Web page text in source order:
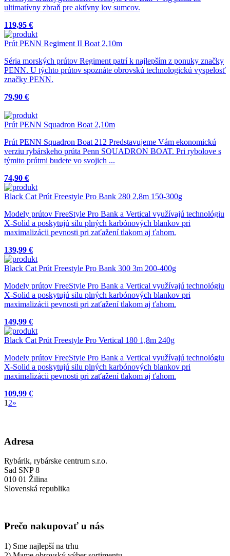
ultimatívny zbraň pre aktívny lov sumcov.
119,95 €
Prút PENN Regiment II Boat 2,10m
Séria morských prútov Regiment patrí k najlepším z ponuky značky
PENN. U týchto prútov spoznáte obrovskú technologickú vyspelosť
značky PENN.
79,90 €
Prút PENN Squadron Boat 2,10m
Prút PENN Squadron Boat 212 Predstavujeme Vám ekonomickú
verziu rybárskeho prúta Penn SQUADRON BOAT. Pri rybolove s
týmito prútmi budete vo svojich ...
74,90 €
Black Cat Prút Freestyle Pro Bank 280 2,8m 150-300g
Modely prútov FreeStyle Pro Bank a Vertical využívajú technológiu
X-Solid a poskytujú silu plných karbónových blankov pri
maximalizácii pevnosti pri zaťažení tlakom aj ťahom.
139,99 €
Black Cat Prút Freestyle Pro Bank 300 3m 200-400g
Modely prútov FreeStyle Pro Bank a Vertical využívajú technológiu
X-Solid a poskytujú silu plných karbónových blankov pri
maximalizácii pevnosti pri zaťažení tlakom aj ťahom.
149,99 €
Black Cat Prút Freestyle Pro Vertical 180 1,8m 240g
Modely prútov FreeStyle Pro Bank a Vertical využívajú technológiu
X-Solid a poskytujú silu plných karbónových blankov pri
maximalizácii pevnosti pri zaťažení tlakom aj ťahom.
109,99 €
1 2»
Adresa
Rybárik, rybárske centrum s.r.o.
Sad SNP 8
010 01 Žilina
Slovenská republika
Prečo nakupovať u nás
1) Sme najlepší na trhu